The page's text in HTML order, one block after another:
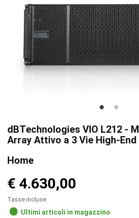
dBTechnologies VIO L212 -
Array Attivo a 3 Vie High-
Home
€ 4.630,00
Tasse incluse
Ultimi articoli in magazzino